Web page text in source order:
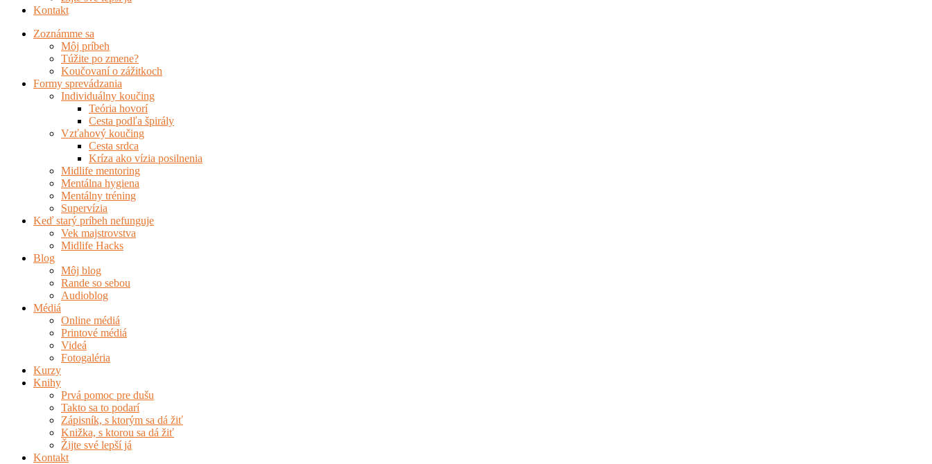
Kontakt
Zoznámme sa
Môj príbeh
Túžite po zmene?
Koučovaní o zážitkoch
Formy sprevádzania
Individuálny koučing
Teória hovorí
Cesta podľa špirály
Vzťahový koučing
Cesta srdca
Kríza ako vízia posilnenia
Midlife mentoring
Mentálna hygiena
Mentálny tréning
Supervízia
Keď starý príbeh nefunguje
Vek majstrovstva
Midlife Hacks
Blog
Môj blog
Rande so sebou
Audioblog
Médiá
Online médiá
Printové médiá
Videá
Fotogaléria
Kurzy
Knihy
Prvá pomoc pre dušu
Takto sa to podarí
Zápisník, s ktorým sa dá žiť
Knižka, s ktorou sa dá žiť
Žijte své lepší já
Kontakt